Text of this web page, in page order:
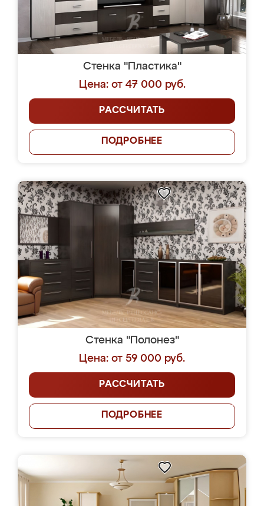
Стенка "Пластика"
Цена: от 47 000 руб.
РАССЧИТАТЬ
ПОДРОБНЕЕ
Стенка "Полонез"
Цена: от 59 000 руб.
РАССЧИТАТЬ
ПОДРОБНЕЕ